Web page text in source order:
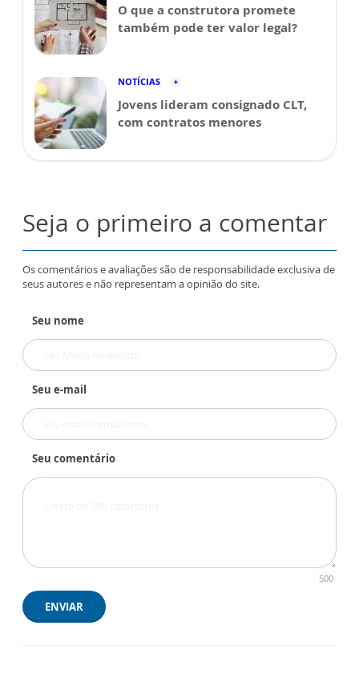
O que a construtora promete
também pode ter valor legal?
NOTÍCIAS
Jovens lideram consignado CLT,
com contratos menores
Seja o primeiro a comentar
Os comentários e avaliações são de responsabilidade exclusiva de
seus autores e não representam a opinião do site.
Seu nome
Seu e-mail
Seu comentário
500
ENVIAR